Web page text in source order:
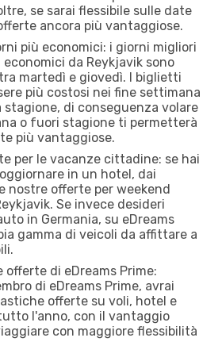
se sarai flessibile sulle date
ancora più vantaggiose.
più economici: i giorni migliori
da Reykjavik sono
martedì e giovedì. I biglietti
più costosi nei fine settimana
stagione, di conseguenza volare
o fuori stagione ti permetterà
più vantaggiose.
per le vacanze cittadine: se hai
in un hotel, dai
nostre offerte per weekend
Se invece desideri
in Germania, su eDreams
gamma di veicoli da affittare a
di eDreams Prime:
di eDreams Prime, avrai
offerte su voli, hotel e
l'anno, con il vantaggio
con maggiore flessibilità